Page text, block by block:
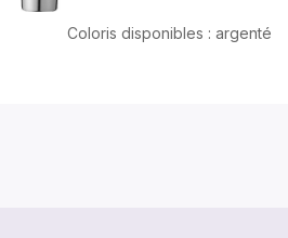
Coloris disponibles : argenté